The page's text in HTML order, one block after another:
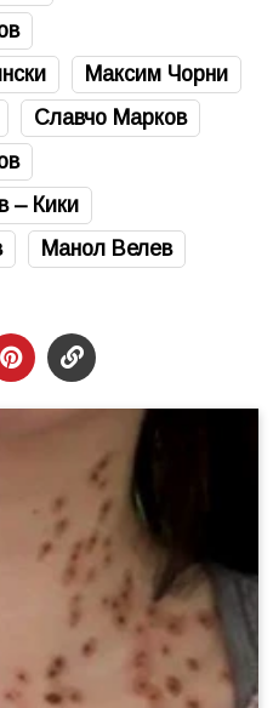
Максим Чорни
Славчо Марков
– Кики
Манол Велев